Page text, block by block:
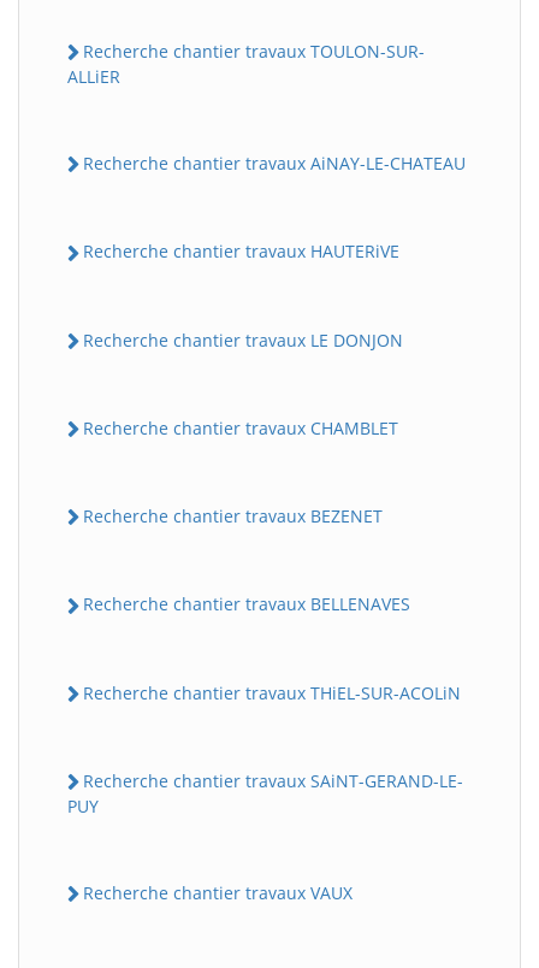
Recherche chantier travaux TOULON-SUR-
ALLiER
Recherche chantier travaux AiNAY-LE-CHATEAU
Recherche chantier travaux HAUTERiVE
Recherche chantier travaux LE DONJON
Recherche chantier travaux CHAMBLET
Recherche chantier travaux BEZENET
Recherche chantier travaux BELLENAVES
Recherche chantier travaux THiEL-SUR-ACOLiN
Recherche chantier travaux SAiNT-GERAND-LE-
PUY
Recherche chantier travaux VAUX